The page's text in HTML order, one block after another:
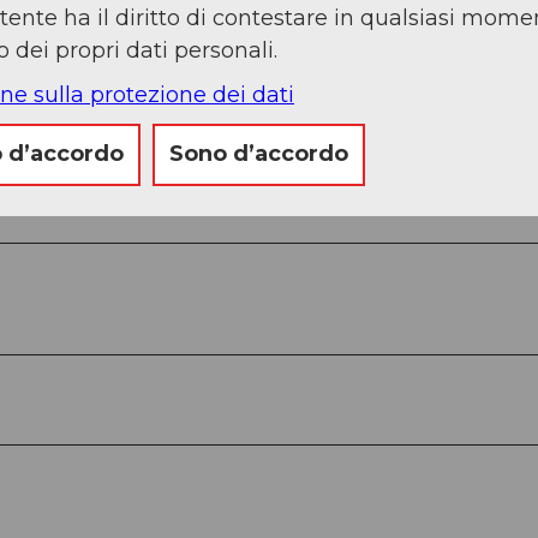
ha il diritto di contestare in qualsiasi
dei propri dati personali.
sulla protezione dei dati
d’accordo Sono d’accordo